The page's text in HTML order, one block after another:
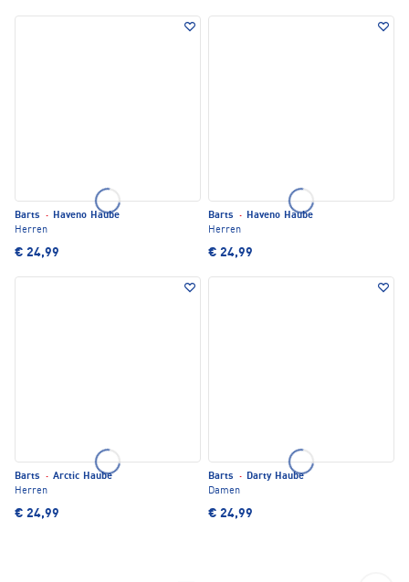
Barts · Haveno Haube
Herren
€ 24,99
Barts · Haveno Haube
Herren
€ 24,99
Barts · Arctic Haube
Herren
€ 24,99
Barts · Darty Haube
Damen
€ 24,99